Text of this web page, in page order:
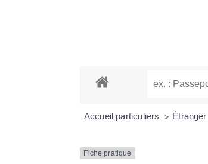
Accueil particuliers >
Fiche pratique